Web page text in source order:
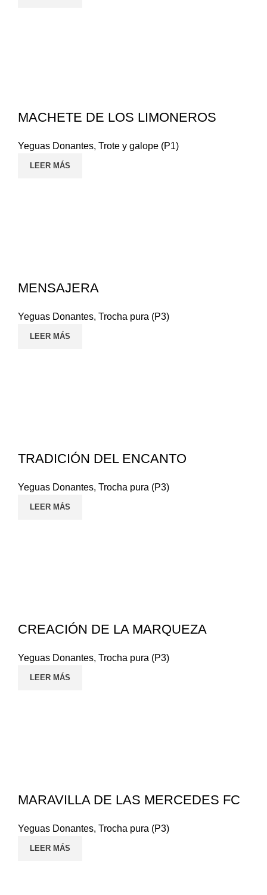
MACHETE DE LOS LIMONEROS
Yeguas Donantes, Trote y galope (P1)
LEER MÁS
MENSAJERA
Yeguas Donantes, Trocha pura (P3)
LEER MÁS
TRADICIÓN DEL ENCANTO
Yeguas Donantes, Trocha pura (P3)
LEER MÁS
CREACIÓN DE LA MARQUEZA
Yeguas Donantes, Trocha pura (P3)
LEER MÁS
MARAVILLA DE LAS MERCEDES FC
Yeguas Donantes, Trocha pura (P3)
LEER MÁS